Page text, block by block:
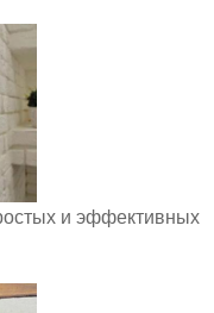
и эффективных